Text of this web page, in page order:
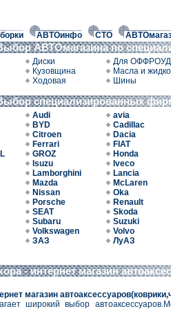
АВТОинфо СТО
АВТОмагазина по
Диски Для
Кузовщина
Масла и
Ходовая Шины
специализированных
Audi avia
BYD Cadillac
Citroen Dacia
Ferrari FIAT
GROZ Honda
Isuzu Iveco
Lamborghini Lancia
Mazda McLaren
Nissan Oka
Porsche Renault
SEAT Skoda
Subaru Suzuki
Volkswagen Volvo
ЗАЗ ЛуАЗ
- интернет магазин
магазин
широкий выбор